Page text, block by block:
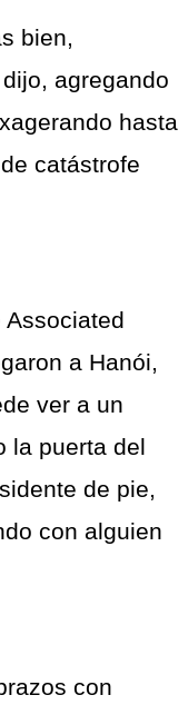
bien,
agregando
hasta
catástrofe
a Hanói,
ver a un
la puerta del
de pie,
con alguien
con